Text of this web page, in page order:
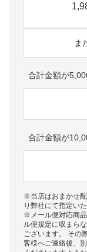
ま
合計金額が
合計金額が
※当店はおまかせ
り弊社にて指定い
※メール便対応商
ル便規定に収まら
ございます。 その
客様へご連絡後、